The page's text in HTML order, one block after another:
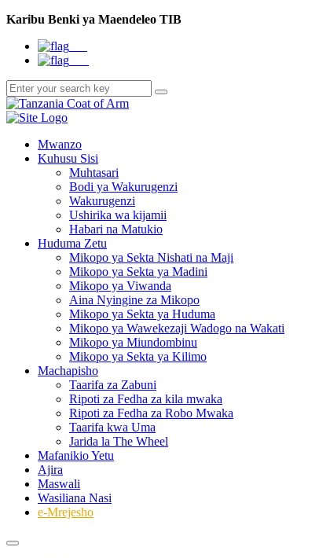
Karibu Benki ya Maendeleo TIB
Mwanzo
Kuhusu Sisi
Muhtasari
Bodi ya Wakurugenzi
Wakurugenzi
Ushirika wa kijamii
Habari na Matukio
Huduma Zetu
Mikopo ya Sekta Nishati na Maji
Mikopo ya Sekta ya Madini
Mikopo ya Viwanda
Aina Nyingine za Mikopo
Mikopo ya Sekta ya Huduma
Mikopo ya Wawekezaji Wadogo na Wakati
Mikopo ya Miundombinu
Mikopo ya Sekta ya Kilimo
Machapisho
Taarifa za Zabuni
Ripoti za Fedha za kila mwaka
Ripoti za Fedha za Robo Mwaka
Taarifa kwa Uma
Jarida la The Wheel
Mafanikio Yetu
Ajira
Maswali
Wasiliana Nasi
e-Mrejesho